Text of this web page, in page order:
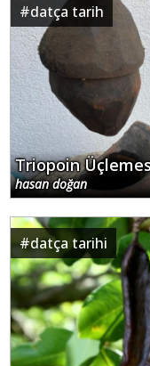
#datça tarih
Triopoin
hasan doğan
#datça tarihi